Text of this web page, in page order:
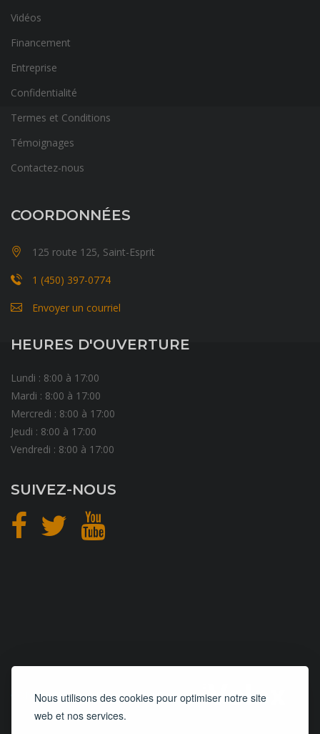
Nous utilisons des cookies pour optimiser notre site
web et nos services.
Vidéos
Financement
Entreprise
Confidentialité
Termes et Conditions
Témoignages
Contactez-nous
COORDONNÉES
125 route 125, Saint-Esprit
1 (450) 397-0774
Envoyer un courriel
HEURES D'OUVERTURE
Lundi : 8:00 à 17:00
Mardi : 8:00 à 17:00
Mercredi : 8:00 à 17:00
Jeudi : 8:00 à 17:00
Vendredi : 8:00 à 17:00
SUIVEZ-NOUS
CONCEPTIONetHÉBERGEMENT